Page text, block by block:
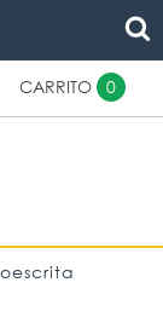
CARRITO 0